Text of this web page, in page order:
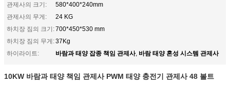
관제사의 크기:
580*400*240mm
관제사의 무게:
24 KG
하치장 짐의 크기:700*450*530 mm
하치장 짐의 무게:37Kg
하이라이트:
바람과 태양 잡종 책임 관제사, 바람 태양 혼성 시스템 관제사
10KW 바람과 태양 책임 관제사 PWM 태양 충전기 관제사 48 볼트